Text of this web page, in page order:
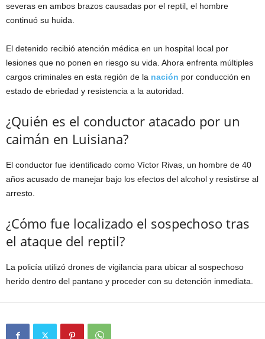
severas en ambos brazos causadas por el reptil, el hombre
continuó su huida.
El detenido recibió atención médica en un hospital local por
lesiones que no ponen en riesgo su vida. Ahora enfrenta múltiples
cargos criminales en esta región de la nación por conducción en
estado de ebriedad y resistencia a la autoridad.
¿Quién es el conductor atacado por un
caimán en Luisiana?
El conductor fue identificado como Víctor Rivas, un hombre de 40
años acusado de manejar bajo los efectos del alcohol y resistirse al
arresto.
¿Cómo fue localizado el sospechoso tras
el ataque del reptil?
La policía utilizó drones de vigilancia para ubicar al sospechoso
herido dentro del pantano y proceder con su detención inmediata.